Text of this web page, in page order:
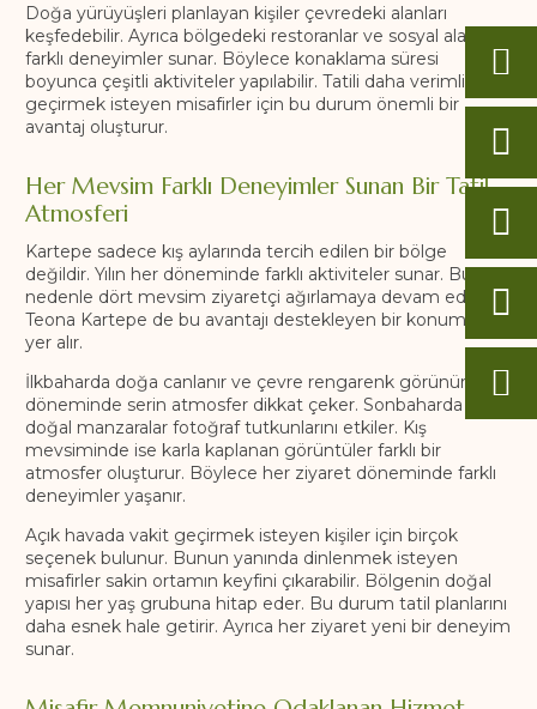
Doğa yürüyüşleri planlayan kişiler çevredeki alanları
keşfedebilir. Ayrıca bölgedeki restoranlar ve sosyal alanlar
farklı deneyimler sunar. Böylece konaklama süresi
boyunca çeşitli aktiviteler yapılabilir. Tatili daha verimli
geçirmek isteyen misafirler için bu durum önemli bir
avantaj oluşturur.
Her Mevsim Farklı Deneyimler Sunan Bir Tatil
Atmosferi
Kartepe sadece kış aylarında tercih edilen bir bölge
değildir. Yılın her döneminde farklı aktiviteler sunar. Bu
nedenle dört mevsim ziyaretçi ağırlamaya devam eder.
Teona Kartepe de bu avantajı destekleyen bir konumda
yer alır.
İlkbaharda doğa canlanır ve çevre rengarenk görünür. Yaz
döneminde serin atmosfer dikkat çeker. Sonbaharda
doğal manzaralar fotoğraf tutkunlarını etkiler. Kış
mevsiminde ise karla kaplanan görüntüler farklı bir
atmosfer oluşturur. Böylece her ziyaret döneminde farklı
deneyimler yaşanır.
Açık havada vakit geçirmek isteyen kişiler için birçok
seçenek bulunur. Bunun yanında dinlenmek isteyen
misafirler sakin ortamın keyfini çıkarabilir. Bölgenin doğal
yapısı her yaş grubuna hitap eder. Bu durum tatil planlarını
daha esnek hale getirir. Ayrıca her ziyaret yeni bir deneyim
sunar.